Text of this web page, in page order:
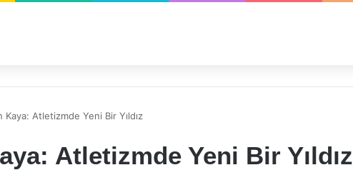
Kaya: Atletizmde Yeni Bir Yıldız
Atletizmde Yeni Bir Yıldız